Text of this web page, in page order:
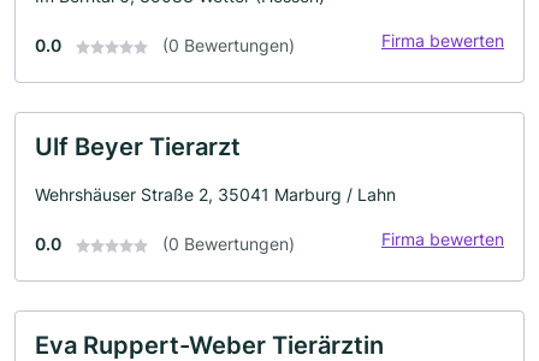
0.0 (0 Bewertungen) Firma bewerten
Ulf Beyer Tierarzt
Wehrshäuser Straße 2, 35041 Marburg / Lahn
0.0 (0 Bewertungen) Firma bewerten
Eva Ruppert-Weber Tierärztin